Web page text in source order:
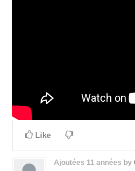
Like
Ajoutées 11 années by